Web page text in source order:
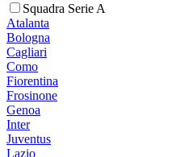
Squadra Serie A
Atalanta
Bologna
Cagliari
Como
Fiorentina
Frosinone
Genoa
Inter
Juventus
Lazio